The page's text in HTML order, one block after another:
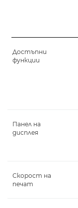
Достъпни
функции
Панел на
дисплея
Скорост на
печат